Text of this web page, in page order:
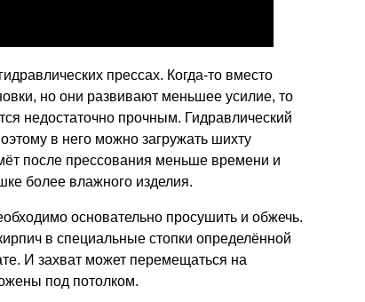
прессах. Когда-то вместо
но они развивают меньшее усилие, то
недостаточно прочным. Гидравлический
в него можно загружать шихту
после прессования меньше времени и
более влажного изделия.
основательно просушить и обжечь.
в специальные стопки определённой
И захват может перемещаться на
под потолком.